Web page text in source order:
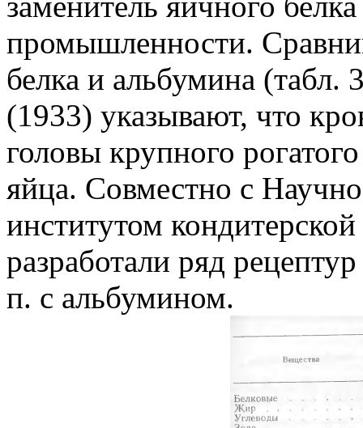
промышленности.
белка и альбумина
(1933) указывают, что
головы крупного
яйца. Совместно с
институтом
разработали ряд
п. с альбумином.